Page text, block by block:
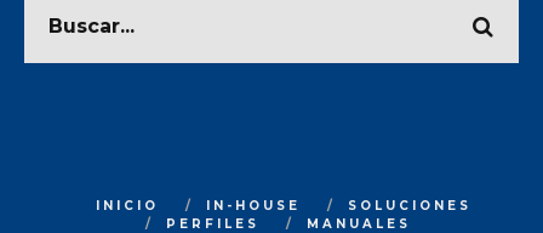
INICIO IN-HOUSE
SOLUCIONES
PERFILES
MANUALES